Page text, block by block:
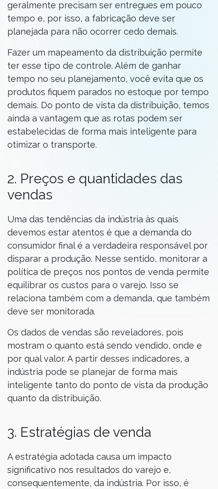
geralmente precisam ser entregues em pouco
tempo e, por isso, a fabricação deve ser
planejada para não ocorrer cedo demais.
Fazer um mapeamento da distribuição permite
ter esse tipo de controle. Além de ganhar
tempo no seu planejamento, você evita que os
produtos fiquem parados no estoque por tempo
demais. Do ponto de vista da distribuição, temos
ainda a vantagem que as rotas podem ser
estabelecidas de forma mais inteligente para
otimizar o transporte.
2. Preços e quantidades das
vendas
Uma das tendências da indústria às quais
devemos estar atentos é que a demanda do
consumidor final é a verdadeira responsável por
disparar a produção. Nesse sentido, monitorar a
política de preços nos pontos de venda permite
equilibrar os custos para o varejo. Isso se
relaciona também com a demanda, que também
deve ser monitorada.
Os dados de vendas são reveladores, pois
mostram o quanto está sendo vendido, onde e
por qual valor. A partir desses indicadores, a
indústria pode se planejar de forma mais
inteligente tanto do ponto de vista da produção
quanto da distribuição.
3. Estratégias de venda
A estratégia adotada causa um impacto
significativo nos resultados do varejo e,
consequentemente, da indústria. Por isso, é